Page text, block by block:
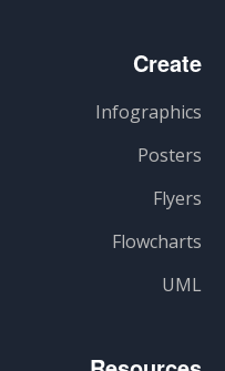
Create
Infographics
Posters
Flyers
Flowcharts
UML